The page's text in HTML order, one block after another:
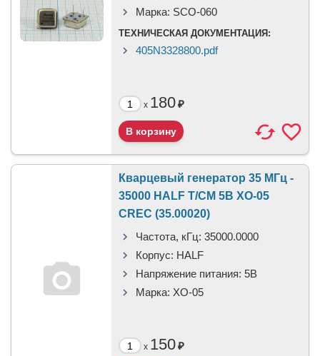
Марка: SCO-060
ТЕХНИЧЕСКАЯ ДОКУМЕНТАЦИЯ:
405N3328800.pdf
x 180₽
Кварцевый генератор 35 МГц -
35000 HALF T/CM 5В XO-05
CREC (35.00020)
Частота, кГц: 35000.0000
Корпус: HALF
Напряжение питания: 5В
Марка: XO-05
x 150₽